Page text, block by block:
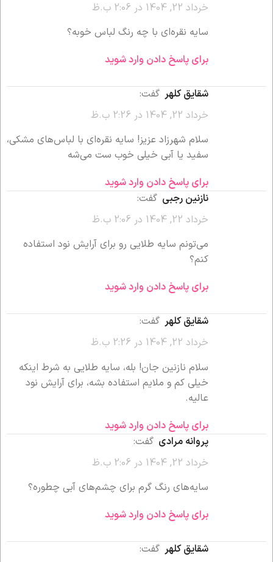
خرداد 22, 1404 در 2:06 ب.ظ
سایه نقره‌ای با چه رنگ لباس خوبه؟
برای پاسخ دادن وارد شوید
شقایق کلهر گفت:
خرداد 22, 1404 در 2:26 ب.ظ
سلام شهرزاد عزیز! سایه نقره‌ای با لباس‌های مشکی،
سفید یا آبی خیلی خوب ست می‌شه
برای پاسخ دادن وارد شوید
نازنین رجبی گفت:
خرداد 22, 1404 در 2:06 ب.ظ
می‌تونم سایه طلایی رو برای آرایش نود استفاده
کنم؟
برای پاسخ دادن وارد شوید
شقایق کلهر گفت:
خرداد 22, 1404 در 2:26 ب.ظ
سلام نازنین جان! بله، سایه طلایی به شرط اینکه
خیلی کم و ملایم استفاده بشه، برای آرایش نود
عالیه.
برای پاسخ دادن وارد شوید
پروانه مرادی گفت:
خرداد 22, 1404 در 2:06 ب.ظ
سایه‌های رنگ گرم برای چشم‌های آبی چطوره؟
برای پاسخ دادن وارد شوید
شقایق کلهر گفت: